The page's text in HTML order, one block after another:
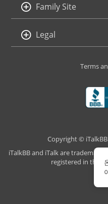
Family Site
Legal
Terms
Copyright ©
iTalkBB and iTalk are
registered in the